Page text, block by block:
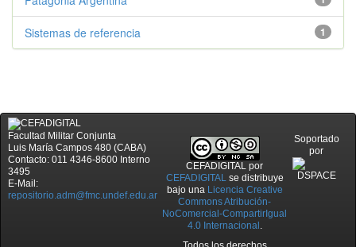
1
Sistemas de referencia
Facultad Militar Conjunta
Luis María Campos 480 (CABA)
Contacto: 011 4346-8600 Interno
3495
E-Mail:
repositorio.adm@fmc.undef.edu.ar
CEFADIGITAL por
CEFADIGITALse distribuye
bajo una Licencia Creative
Commons Atribución-
NoComercial-CompartirIgual
4.0 Internacional .
Soportado
por